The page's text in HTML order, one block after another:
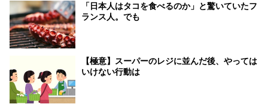
「日本人はタコを食べるのか」と驚いていたフ
ランス人。でも
【極意】スーパーのレジに並んだ後、やっては
いけない行動は